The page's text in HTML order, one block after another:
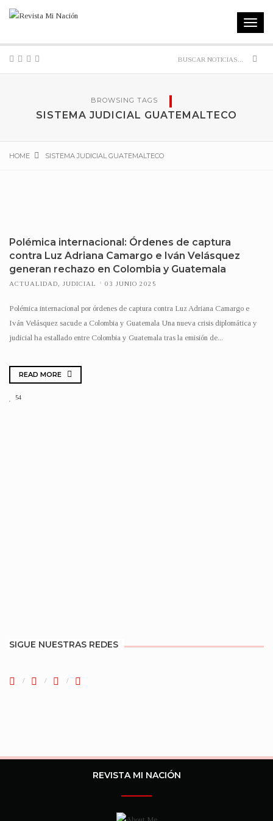
Toggle
BROWSING TAGS
SISTEMA JUDICIAL GUATEMALTECO
HOME SISTEMA JUDICIAL GUATEMALTECO
Polémica internacional: Órdenes de captura
contra Luz Adriana Camargo e Iván Velásquez
generan rechazo en Colombia y Guatemala
ACTUALIDAD JUDICIAL 03 JUNIO 2025
Polémica internacional por órdenes de captura contra Luz Adriana Camargo e
Iván Velásquez sacude a Colombia y Guatemala Una nueva crisis diplomática y
judicial ha estallado entre Colombia y Guatemala tras la emisión de...
READ MORE
54
SIGUE NUESTRAS REDES
REVISTA MI NACIÓN